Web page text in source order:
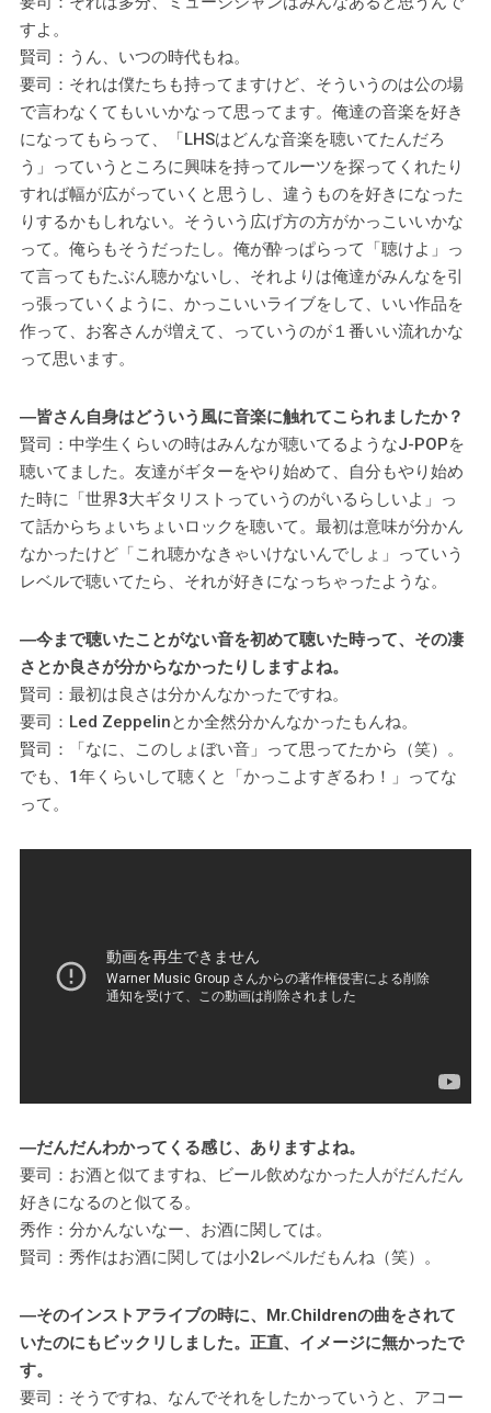
すよ。
賢司：うん、いつの時代もね。
要司：それは僕たちも持ってますけど、そういうのは公の場
で言わなくてもいいかなって思ってます。俺達の音楽を好き
になってもらって、「LHSはどんな音楽を聴いてたんだろ
う」っていうところに興味を持ってルーツを探ってくれたり
すれば幅が広がっていくと思うし、違うものを好きになった
りするかもしれない。そういう広げ方の方がかっこいいかな
って。俺らもそうだったし。俺が酔っぱらって「聴けよ」っ
て言ってもたぶん聴かないし、それよりは俺達がみんなを引
っ張っていくように、かっこいいライブをして、いい作品を
作って、お客さんが増えて、っていうのが１番いい流れかな
って思います。
―皆さん自身はどういう風に音楽に触れてこられましたか？
賢司：中学生くらいの時はみんなが聴いてるようなJ-POPを
聴いてました。友達がギターをやり始めて、自分もやり始め
た時に「世界3大ギタリストっていうのがいるらしいよ」っ
て話からちょいちょいロックを聴いて。最初は意味が分かん
なかったけど「これ聴かなきゃいけないんでしょ」っていう
レベルで聴いてたら、それが好きになっちゃったような。
―今まで聴いたことがない音を初めて聴いた時って、その凄
さとか良さが分からなかったりしますよね。
賢司：最初は良さは分かんなかったですね。
要司：Led Zeppelinとか全然分かんなかったもんね。
賢司：「なに、このしょぼい音」って思ってたから（笑）。
でも、1年くらいして聴くと「かっこよすぎるわ！」ってな
って。
―だんだんわかってくる感じ、ありますよね。
要司：お酒と似てますね、ビール飲めなかった人がだんだん
好きになるのと似てる。
秀作：分かんないなー、お酒に関しては。
賢司：秀作はお酒に関しては小2レベルだもんね（笑）。
―そのインストアライブの時に、Mr.Childrenの曲をされて
いたのにもビックリしました。正直、イメージに無かったで
す。
要司：そうですね、なんでそれをしたかっていうと、アコー